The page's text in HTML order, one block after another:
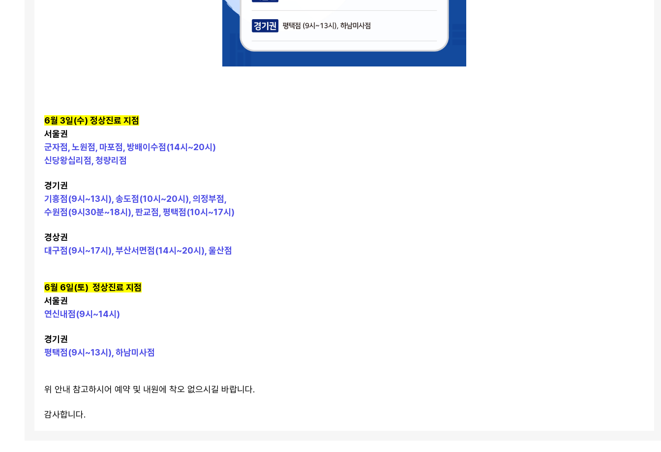
6월 3일(수) 정상진료 지점
서울권
군자점, 노원점, 마포점, 방배이수점(14시~20시)
신당왕십리점, 청량리점
경기권
기흥점(9시~13시), 송도점(10시~20시), 의정부점,
수원점(9시30분~18시), 판교점, 평택점(10시~17시)
경상권
대구점(9시~17시), 부산서면점(14시~20시), 울산점
6월 6일(토)  정상진료 지점
서울권
연신내점(9시~14시)
경기권
평택점(9시~13시), 하남미사점
위 안내 참고하시어 예약 및 내원에 착오 없으시길 바랍니다.
감사합니다.